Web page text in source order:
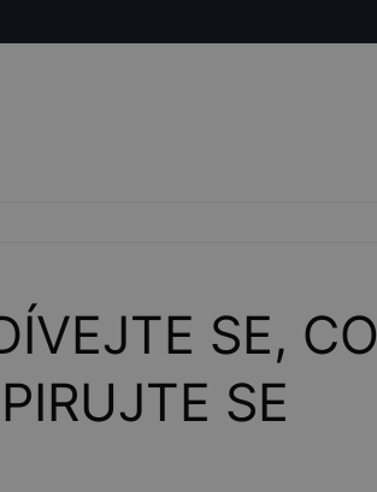
SE, CO
SE